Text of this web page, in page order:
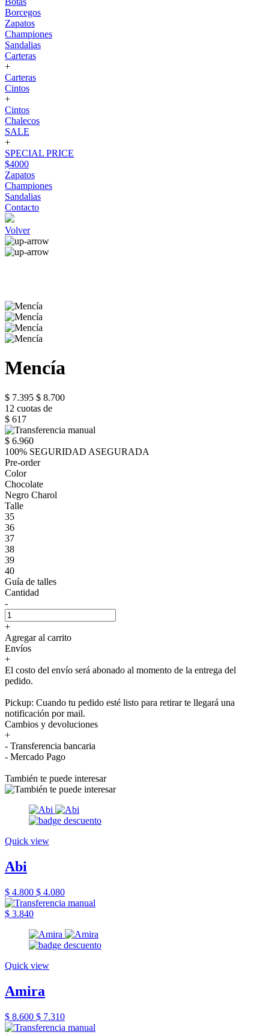
Borcegos
Zapatos
Championes
Sandalias
Carteras
+
Carteras
Cintos
+
Cintos
Chalecos
SALE
+
SPECIAL PRICE
$4000
Zapatos
Championes
Sandalias
Contacto
Volver
Mencía
$ 7.395 $ 8.700
12 cuotas de
$ 617
$ 6.960
100% SEGURIDAD ASEGURADA
Pre-order
Color
Chocolate
Negro Charol
Talle
35
36
37
38
39
40
Guía de talles
Cantidad
-
+
Agregar al carrito
Envíos
+
El costo del envío será abonado al momento de la entrega del
pedido.
Pickup: Cuando tu pedido esté listo para retirar te llegará una
notificación por mail.
Cambios y devoluciones
+
- Transferencia bancaria
- Mercado Pago
También te puede interesar
Quick view
Abi
$ 4.800 $ 4.080
$ 3.840
Quick view
Amira
$ 8.600 $ 7.310